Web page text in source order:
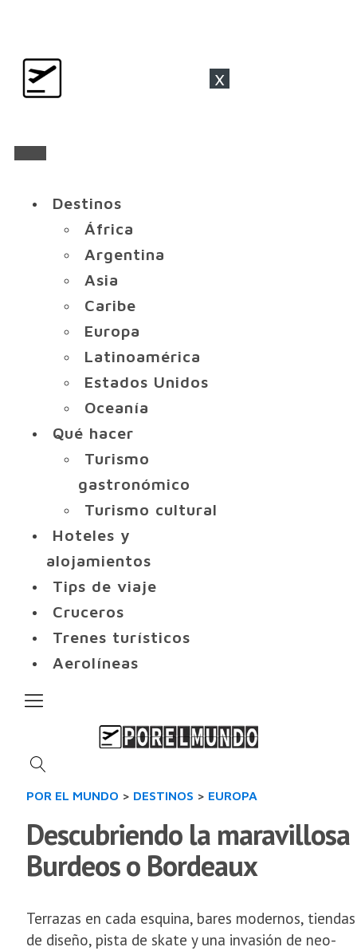
x
Destinos
África
Argentina
Asia
Caribe
Europa
Latinoamérica
Estados Unidos
Oceanía
Qué hacer
Turismo
gastronómico
Turismo cultural
Hoteles y
alojamientos
Tips de viaje
Cruceros
Trenes turísticos
Aerolíneas
POR EL MUNDO > DESTINOS > EUROPA
Descubriendo la maravillosa
Burdeos o Bordeaux
Terrazas en cada esquina, bares modernos, tiendas
de diseño, pista de skate y una invasión de neo-